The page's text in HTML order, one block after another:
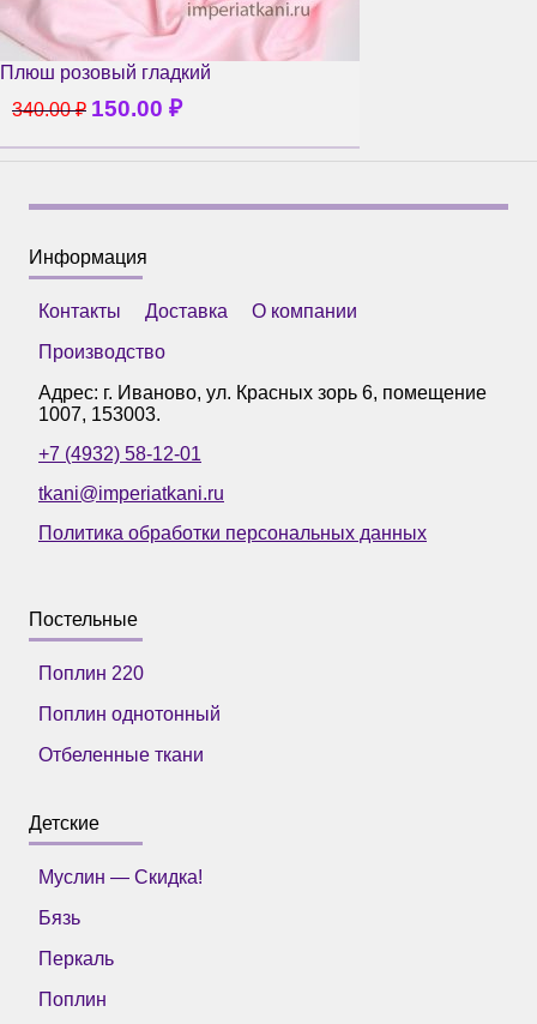
Плюш розовый гладкий
340.00₽ 150.00 ₽
Информация
Контакты Доставка
О компании
Производство
Адрес: г. Иваново, ул. Красных зорь 6, помещение
1007, 153003.
+7 (4932) 58-12-01
tkani@imperiatkani.ru
Политика обработки персональных данных
Постельные
Поплин 220
Поплин однотонный
Отбеленные ткани
Детские
Муслин — Скидка!
Бязь
Перкаль
Поплин